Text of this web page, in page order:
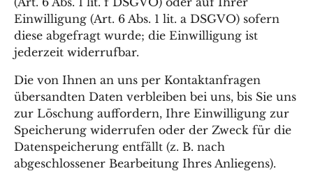
Einwilligung (Art. 6 Abs. 1 lit. a DSGVO) sofern
diese abgefragt wurde; die Einwilligung ist
jederzeit widerrufbar.
Die von Ihnen an uns per Kontaktanfragen
übersandten Daten verbleiben bei uns, bis Sie uns
zur Löschung auffordern, Ihre Einwilligung zur
Speicherung widerrufen oder der Zweck für die
Datenspeicherung entfällt (z. B. nach
abgeschlossener Bearbeitung Ihres Anliegens).